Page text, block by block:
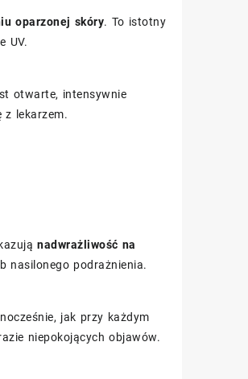
oparzonej skóry. To istotny
UV.
otwarte, intensywnie
z lekarzem.
nadwrażliwość na
nasilonego podrażnienia.
jak przy każdym
niepokojących objawów.